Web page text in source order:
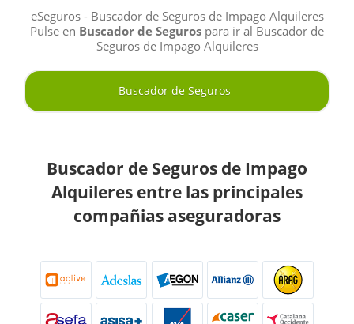
eSeguros - Buscador de Seguros de Impago Alquileres
Pulse en Buscador de Seguros para ir al Buscador de
Seguros de Impago Alquileres
Buscador de Seguros
Buscador de Seguros de Impago
Alquileres entre las principales
compañias aseguradoras